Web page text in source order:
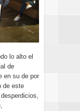
lo alto el
de
en su de por
de este